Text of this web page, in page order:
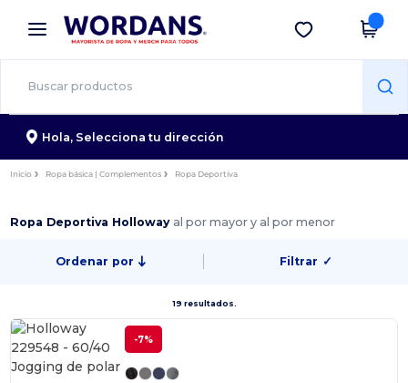
× App de Wordans
¡Mejores precios en app!
Descargar app
Hola, Selecciona tu dirección
Inicio Ropa básica | Complementos Ropa Deportiva
Ropa Deportiva Holloway al por mayor y al por menor
Ordenar por Filtrar ✓
19 resultados.
-7%